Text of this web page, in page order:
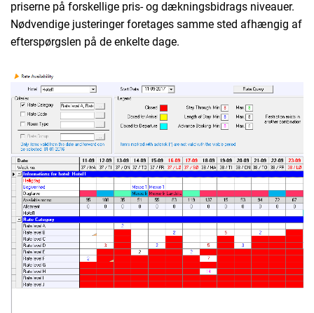
priserne på forskellige pris- og dækningsbidrags niveauer.
Nødvendige justeringer foretages samme sted afhængig af
efterspørgslen på de enkelte dage.